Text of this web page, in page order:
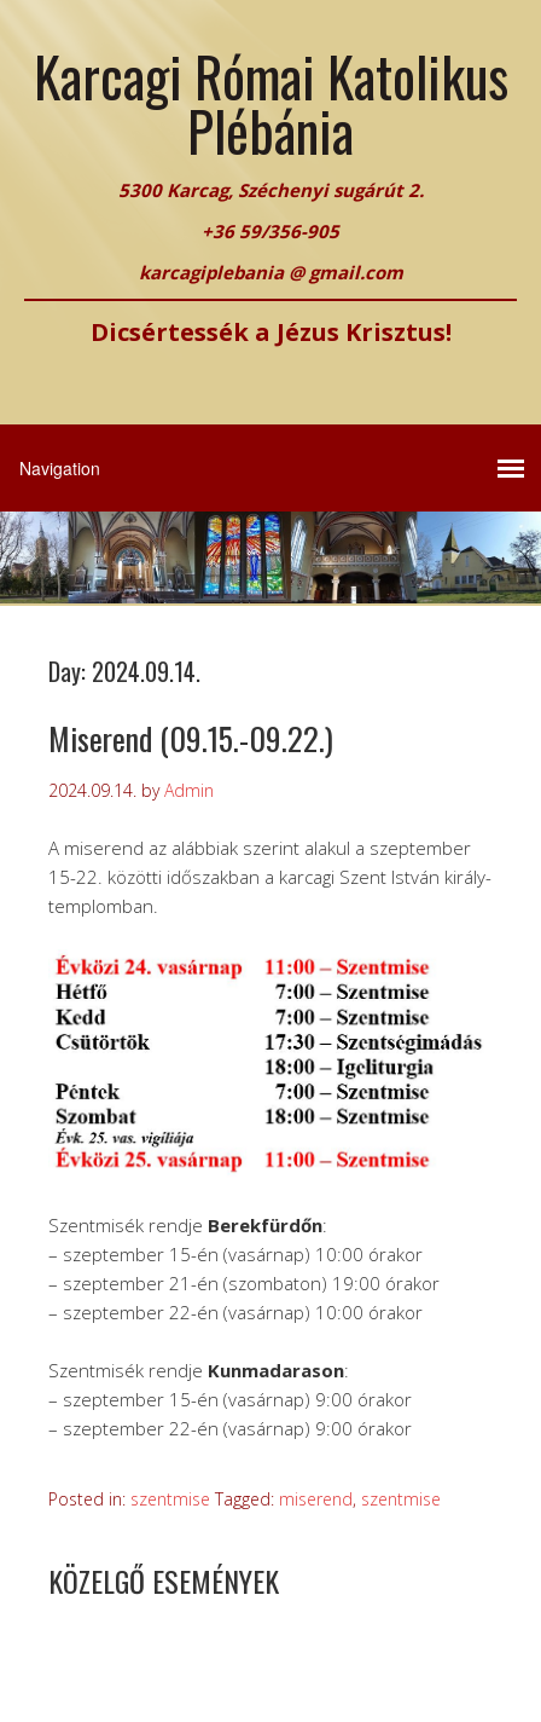
Karcagi Római Katolikus
Plébánia
5300 Karcag, Széchenyi sugárút 2.
+36 59/356-905
karcagiplebania @ gmail.com
Dicsértessék a Jézus Krisztus!
Day: 2024.09.14.
Miserend (09.15.-09.22.)
2024.09.14. byAdmin
A miserend az alábbiak szerint alakul a szeptember
15-22. közötti időszakban a karcagi Szent István király-
templomban.
Szentmisék rendje Berekfürdőn:
– szeptember 15-én (vasárnap) 10:00 órakor
– szeptember 21-én (szombaton) 19:00 órakor
– szeptember 22-én (vasárnap) 10:00 órakor
Szentmisék rendje Kunmadarason:
– szeptember 15-én (vasárnap) 9:00 órakor
– szeptember 22-én (vasárnap) 9:00 órakor
Posted in: szentmise Tagged: miserend, szentmise
KÖZELGŐ ESEMÉNYEK